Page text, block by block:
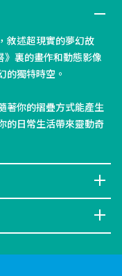
敘述超現實的夢幻故
》裏的畫作和動態影像
的獨特時空。
著你的摺疊方式能產生
的日常生活帶來靈動奇